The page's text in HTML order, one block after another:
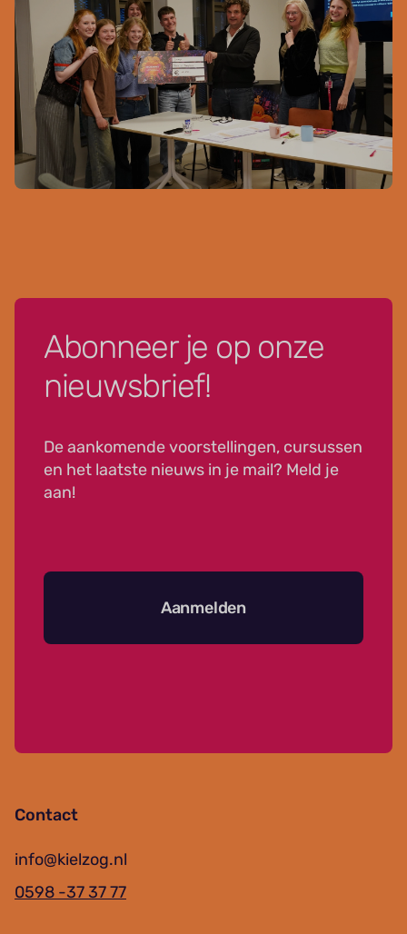
Abonneer je op onze
nieuwsbrief!
De aankomende voorstellingen, cursussen
en het laatste nieuws in je mail? Meld je
aan!
Aanmelden
Contact
info@kielzog.nl
0598 -37 37 77